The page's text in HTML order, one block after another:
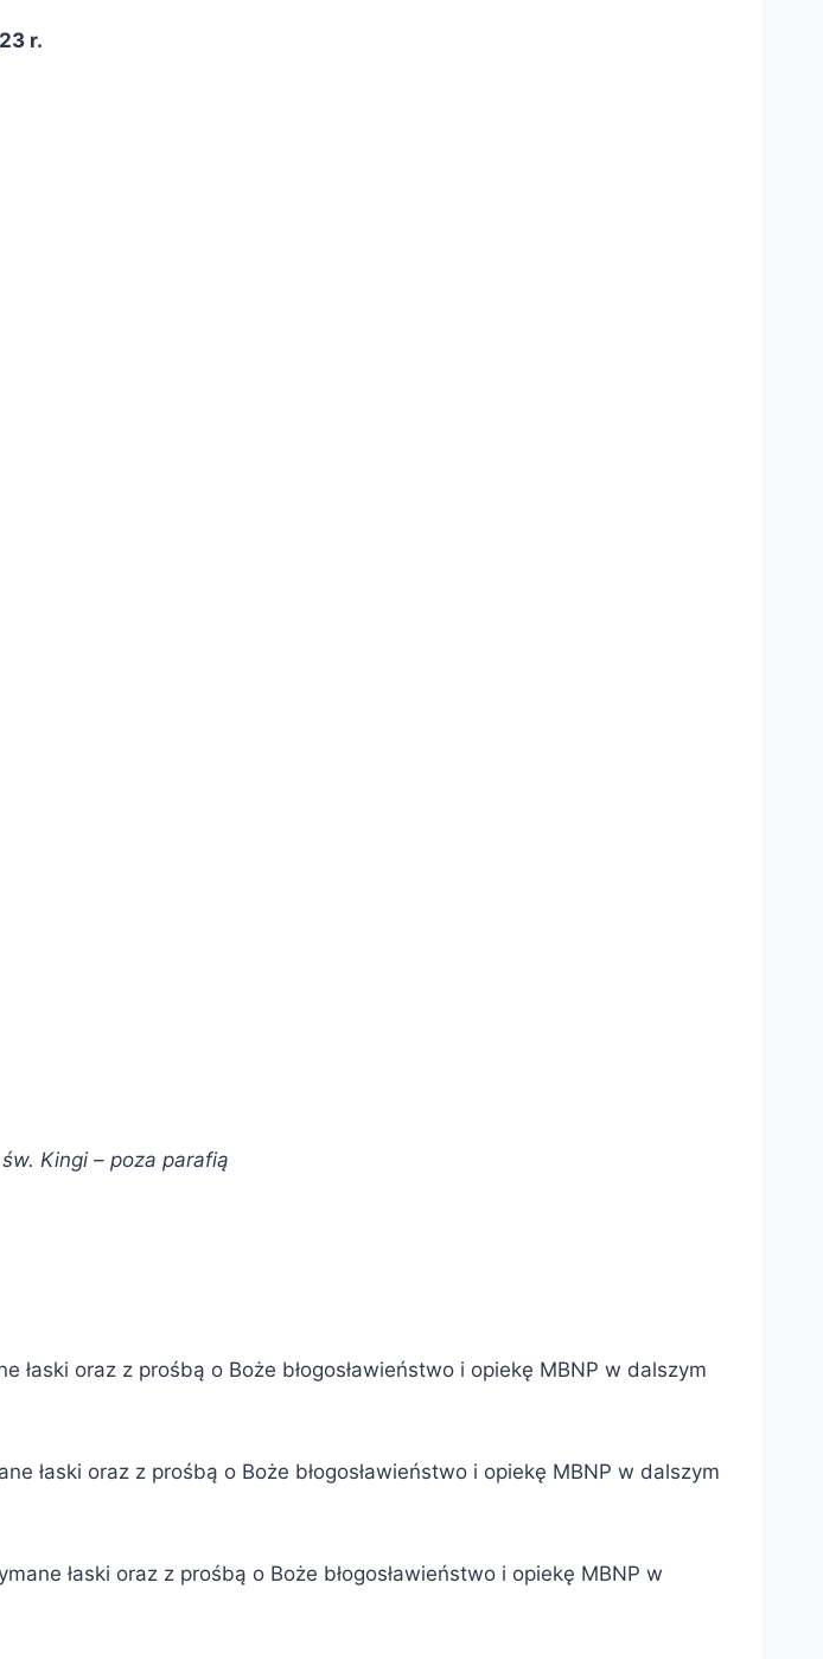
r.
Kingi – poza parafią
oraz z prośbą o Boże błogosławieństwo i opiekę MBNP w dalszym
łaski oraz z prośbą o Boże błogosławieństwo i opiekę MBNP w dalszym
łaski oraz z prośbą o Boże błogosławieństwo i opiekę MBNP w